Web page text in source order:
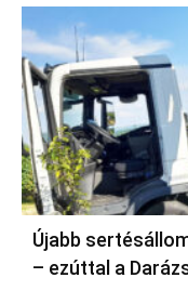
Újabb
– ezúttal a